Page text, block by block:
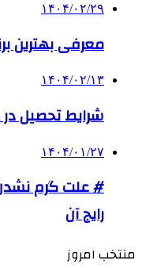
۱۴۰۴/۰۲/۲۹
معرفی بهترین
۱۴۰۴/۰۲/۱۳
شرایط تحصیل
۱۴۰۴/۰۱/۲۷
# علت گرم
رایج آن
منتخب امروز